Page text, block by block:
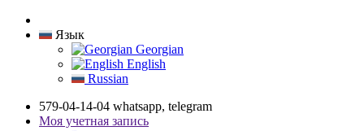
Язык
Georgian
English
Russian
579-04-14-04 whatsapp, telegram
Моя учетная запись